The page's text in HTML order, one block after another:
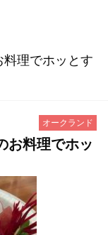
理でホッとす
オークランド
お料理でホッ